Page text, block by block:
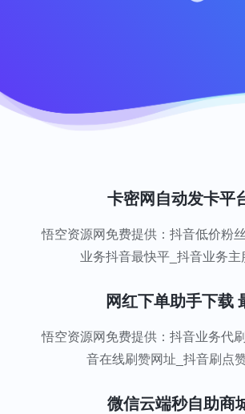
卡密网自动发卡平
悟空资源网免费提供：抖音低价粉
业务抖音最快平_抖音业务主
网红下单助手下载
悟空资源网免费提供：抖音业务代
音在线刷赞网址_抖音刷点
微信云端秒自助商